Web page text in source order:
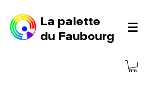
La palette
du Faubourg